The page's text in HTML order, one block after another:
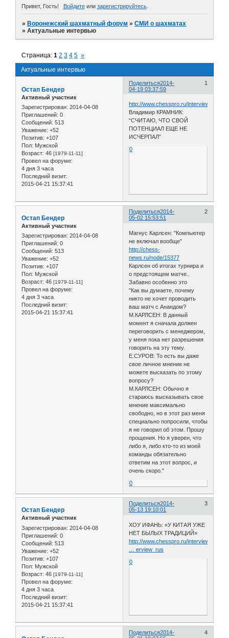
Привет, Гость! Войдитеили зарегистрируйтесь.
»Воронежский шахматный форум »СМИ о шахматах
»Актуальные интервью
Актуальные интервью
Страница:1 2 3 4 5 »
Поделиться 1
2014-
04-19 03:37:59
Остап Бендер
Активный участник
Зарегистрирован: 2014-04-08
Приглашений: 0
Сообщений: 513
Уважение: +52
Позитив: +107
Пол: Мужской
Возраст: 46 [1979-11-11]
Провел на форуме:
4 дня 3 часа
Последний визит:
2015-04-21 15:37:41
http://www.chesspro.ru/interview/
Владимир КРАМНИК:
“СЧИТАЮ, ЧТО СВОЙ
ПОТЕНЦИАЛ ЕЩЕ НЕ
ИСЧЕРПАЛ”
0
Поделиться 2
2014-
05-02 15:53:51
Остап Бендер
Активный участник
Зарегистрирован: 2014-04-08
Приглашений: 0
Сообщений: 513
Уважение: +52
Позитив: +107
Пол: Мужской
Возраст: 46 [1979-11-11]
Провел на форуме:
4 дня 3 часа
Последний визит:
2015-04-21 15:37:41
Магнус Карлсен: "Компьютер
не включал вообще"
http://chess-
news.ru/node/15377
Карлсен об итогах турнира и
о предстоящем матче..
Забавно особенно это
"Как вы думаете, почему
никто не хочет проводить
ваш матч с Анандом?
М.КАРЛСЕН: В данный
момент я сначала должен
переговорить с менеджером,
у меня пока нет разрешения
говорить на эту тему.
Е.СУРОВ: То есть вы даже
свое личное мнение не
можете высказать по этому
вопросу?
М.КАРЛСЕН: Обычно я
стараюсь высказывать свое
мнение максимально
свободно, но в этот раз меня
специально попросили, чтобы
я не говорил об этом. Прошу
прощения. Но я уверен, что
либо я, либо кто-то из моей
команды обязательно
ответим на этот вопрос, и
очень скоро."
0
Поделиться 3
2014-
05-13 19:10:01
Остап Бендер
Активный участник
Зарегистрирован: 2014-04-08
Приглашений: 0
Сообщений: 513
Уважение: +52
Позитив: +107
Пол: Мужской
Возраст: 46 [1979-11-11]
Провел на форуме:
4 дня 3 часа
Последний визит:
2015-04-21 15:37:41
ХОУ ИФАНЬ: «У КИТАЯ УЖЕ
НЕТ БЫЛЫХ ТРАДИЦИЙ»
http://www.chesspro.ru/interview/hoy_yi
… erview_rus
0
Поделиться 4
2014-